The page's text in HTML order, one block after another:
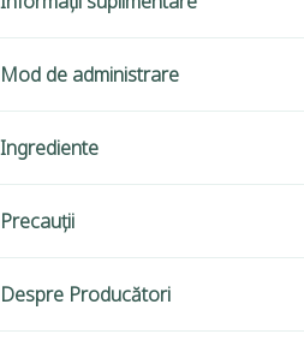
Mod de administrare
Ingrediente
Precauții
Despre Producători